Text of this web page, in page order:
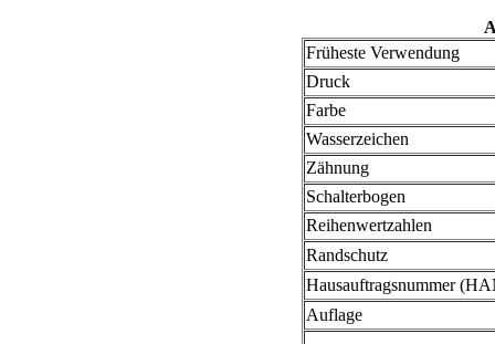
Früheste Verwendung
Druck
Farbe
Wasserzeichen
Zähnung
Schalterbogen
Reihenwertzahlen
Randschutz
Hausauftragsnummer
Auflage